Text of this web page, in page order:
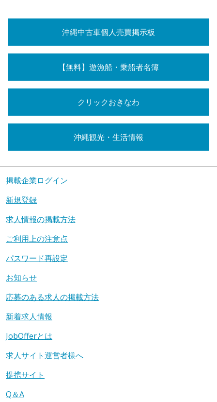
沖縄中古車個人売買掲示板
【無料】遊漁船・乗船者名簿
クリックおきなわ
沖縄観光・生活情報
掲載企業ログイン
新規登録
求人情報の掲載方法
ご利用上の注意点
パスワード再設定
お知らせ
応募のある求人の掲載方法
新着求人情報
JobOfferとは
求人サイト運営者様へ
提携サイト
Q＆A